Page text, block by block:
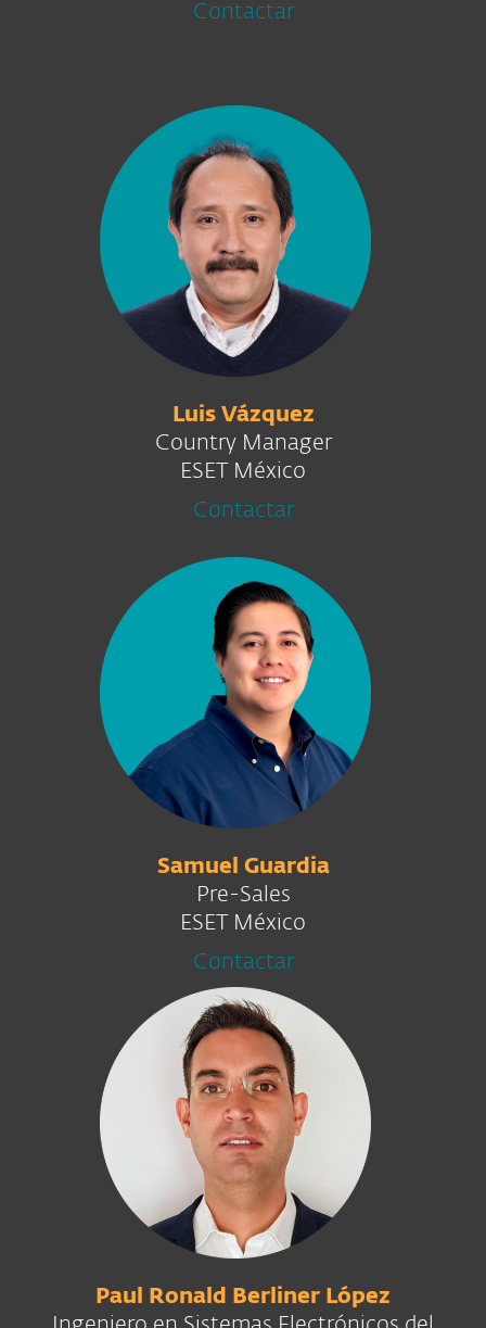
Contactar
Luis Vázquez
Country Manager
ESET México
Contactar
Samuel Guardia
Pre-Sales
ESET México
Contactar
Paul Ronald Berliner López